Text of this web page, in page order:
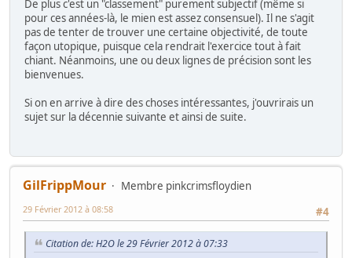
De plus c'est un "classement" purement subjectif (même si
pour ces années-là, le mien est assez consensuel). Il ne s'agit
pas de tenter de trouver une certaine objectivité, de toute
façon utopique, puisque cela rendrait l'exercice tout à fait
chiant. Néanmoins, une ou deux lignes de précision sont les
bienvenues.
Si on en arrive à dire des choses intéressantes, j'ouvrirais un
sujet sur la décennie suivante et ainsi de suite.
GilFrippMour
Membre pinkcrimsfloydien
#4
29 Février 2012 à 08:58
Citation de: H2O le 29 Février 2012 à 07:33